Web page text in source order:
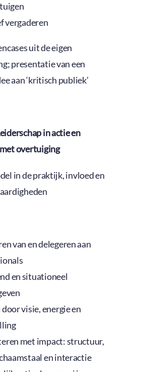
vergaderen
uit de eigen
presentatie van een
aan ‘kritisch publiek’
in actie en
overtuiging
in de praktijk, invloed en
van en delegeren aan
en situationeel
visie, energie en
met impact: structuur,
en interactie